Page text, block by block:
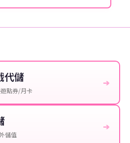
代儲
點券/月卡
➔
儲值
➔